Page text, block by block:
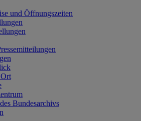
und Öffnungszeiten
Bundesarchivs